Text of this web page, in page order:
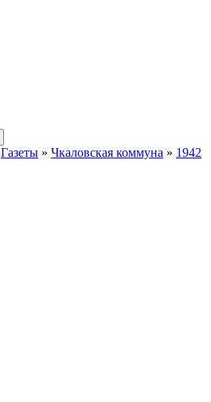
Газеты » Чкаловская коммуна » 1942